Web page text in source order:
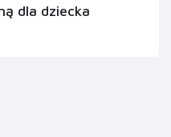
dla dziecka